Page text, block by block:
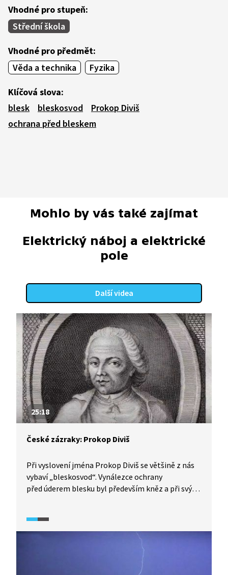
Vhodné pro stupeň:
Střední škola
Vhodné pro předmět:
Věda a technika
Fyzika
Klíčová slova:
blesk
bleskosvod
Prokop Diviš
ochrana před bleskem
Mohlo by vás také zajímat
Elektrický náboj a elektrické
pole
Další videa
25:18
České zázraky: Prokop Diviš
Při vyslovení jména Prokop Diviš se většině z nás
vybaví „bleskosvod“. Vynálezce ochrany
před úderem blesku byl především kněz a při svých
ve druhé polovině 18. století ochranou
před bleskem zabýval. Ale zatímco Benjamina
Franklina objev hromosvodu proslavil, Prokop
Diviš zemřel v zapomnění. Pořad z cyklu České
zázraky je věnován především jeho životu a osudu